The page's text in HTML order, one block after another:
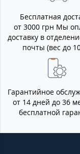
Бесплатная
от 3000 грн Мы
доставку в
почты (вес до
Гарантийное
от 14 дней до 36
бесплатной